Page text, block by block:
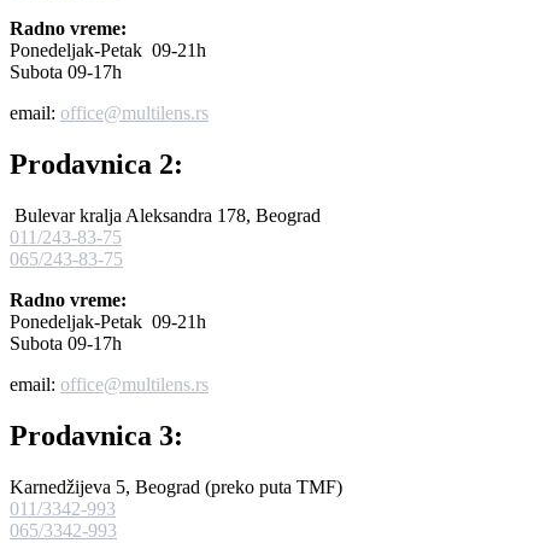
Radno vreme:
Ponedeljak-Petak 09-21h
Subota 09-17h
email: office@multilens.rs
Prodavnica 2:
Bulevar kralja Aleksandra 178, Beograd
011/243-83-75
065/243-83-75
Radno vreme:
Ponedeljak-Petak 09-21h
Subota 09-17h
email: office@multilens.rs
Prodavnica 3:
Karnedžijeva 5, Beograd (preko puta TMF)
011/3342-993
065/3342-993